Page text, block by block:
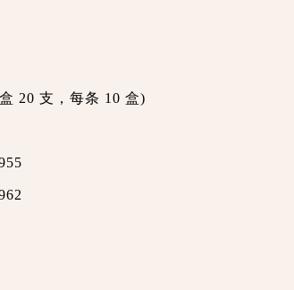
20 支，每条 10 盒)